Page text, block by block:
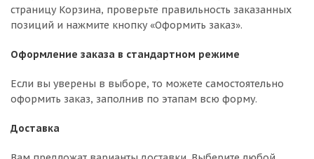
страницу Корзина, проверьте правильность заказанных
позиций и нажмите кнопку «Оформить заказ».
Оформление заказа в стандартном режиме
Если вы уверены в выборе, то можете самостоятельно
оформить заказ, заполнив по этапам всю форму.
Доставка